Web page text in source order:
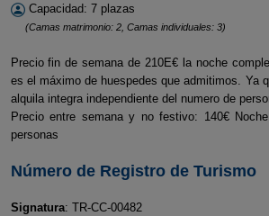
Capacidad: 7 plazas
(Camas matrimonio: 2, Camas individuales: 3)
Precio fin de semana de 210E€ la noche
es el máximo de huespedes que admitimos. Ya
alquila integra independiente del numero de
Precio entre semana y no festivo: 140€
personas
Número de Registro de Turismo
Signatura: TR-CC-00482